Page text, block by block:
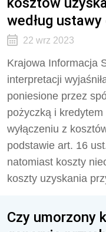
według ustawy
22 wrz 2023
Krajowa Informacja
interpretacji
poniesione przez
pożyczką i
wyłączeniu z
podstawie art. 16
natomiast koszty
koszty uzyskania
Czy umorzony